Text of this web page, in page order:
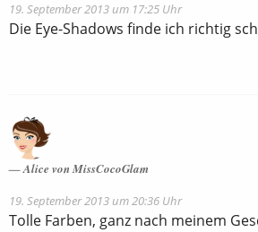
19. September 2013 um 17:25 Uhr
Die Eye-Shadows finde ich richtig
Alice von MissCocoGlam
19. September 2013 um 20:36 Uhr
Tolle Farben, ganz nach meinem